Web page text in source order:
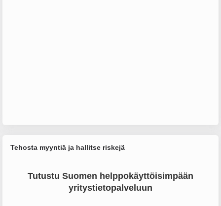
Tehosta myyntiä ja hallitse riskejä
Tutustu Suomen helppokäyttöisimpään
yritystietopalveluun